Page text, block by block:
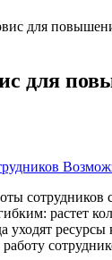
для
для
растет
уходят